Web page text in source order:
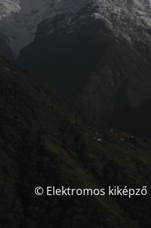
© Elektromos kiképző